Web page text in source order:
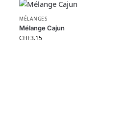
MÉLANGES
Mélange Cajun
CHF3.15